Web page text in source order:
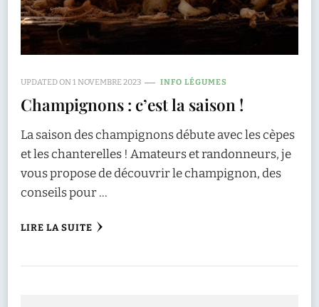
UPDATED ON1 NOVEMBRE 2023 INFO LÉGUMES
Champignons : c’est la saison !
La saison des champignons débute avec les cèpes
et les chanterelles ! Amateurs et randonneurs, je
vous propose de découvrir le champignon, des
conseils pour …
LIRE LA SUITE